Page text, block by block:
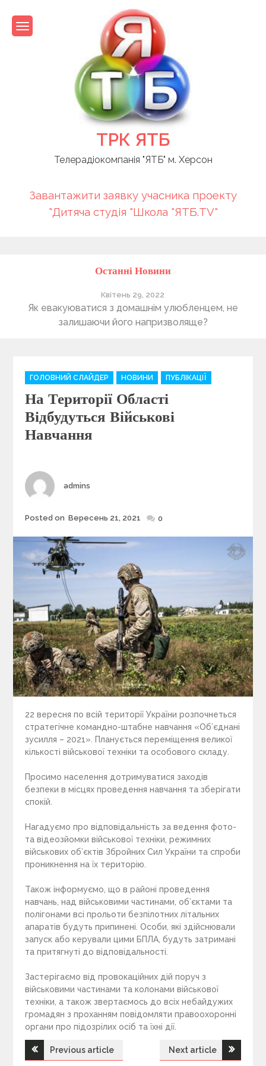
content
ТРК ЯТБ
Телерадіокомпанія "ЯТБ" м. Херсон
Завантажити заявку учасника проекту
"Дитяча студія "Школа "ЯТБ.TV"
Останні Новини
Квітень 29, 2022
Як евакуюватися з домашнім улюбленцем, не
залишаючи його напризволяще?
C
a
e
g
o
e
s
ГОЛОВНИЙ СЛАЙДЕР НОВИНИ ПУБЛІКАЦІЇ
На Території Області
Відбудуться Військові
Навчання
Author
admins
Posted
Posted on Вересень 21, 2021 0
22 вересня по всій території України розпочнеться
стратегічне командно-штабне навчання «Об’єднані
зусилля – 2021». Планується переміщення великої
кількості військової техніки та особового складу.
Просимо населення дотримуватися заходів
безпеки в місцях проведення навчання та зберігати
спокій.
Нагадуємо про відповідальність за ведення фото-
та відеозйомки військової техніки, режимних
військових об’єктів Збройних Сил України та спроби
проникнення на їх територію.
Також інформуємо, що в районі проведення
навчань, над військовими частинами, об’єктами та
полігонами всі прольоти безпілотних літальних
апаратів будуть припинені. Особи, які здійснювали
запуск або керували цими БПЛА, будуть затримані
та притягнуті до відповідальності.
Застерігаємо від провокаційних дій поруч з
військовими частинами та колонами військової
техніки, а також звертаємось до всіх небайдужих
громадян з проханням повідомляти правоохоронні
органи про підозрілих осіб та їхні дії.
Previous article Next article